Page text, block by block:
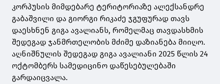
კორპუსის მიმდებარე ტერიტორიაზე ალექსანდრე
გაბაშვილი და გიორგი რიკაძე ჯგუფურად თავს
დაესხნენ გიგა ავალიანს, რომელმაც თავდასხმის
შედეგად ჯანმრთელობის მძიმე დაზიანება მიიღო.
აღნიშნულის შედეგად გიგა ავალიანი 2025 წლის 24
ოქტომბერს სამედიცინო დაწესებულებაში
გარდაიცვალა.